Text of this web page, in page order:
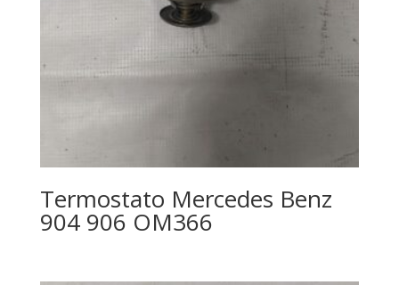
Termostato Mercedes Benz
904 906 OM366